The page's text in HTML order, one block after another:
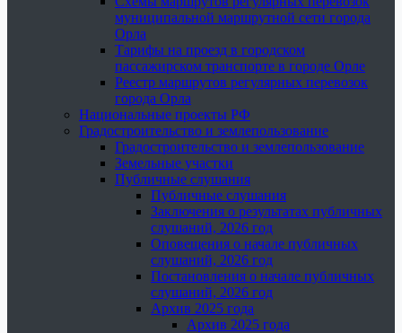
муниципальной маршрутной сети города
Орла
Тарифы на проезд в городском
пассажирском транспорте в городе Орле
Реестр маршрутов регулярных перевозок
города Орла
Национальные проекты РФ
Градостроительство и землепользование
Градостроительство и землепользование
Земельные участки
Публичные слушания
Публичные слушания
Заключения о результатах публичных
слушаний, 2026 год
Оповещения о начале публичных
слушаний, 2026 год
Постановления о начале публичных
слушаний, 2026 год
Архив 2025 года
Архив 2025 года